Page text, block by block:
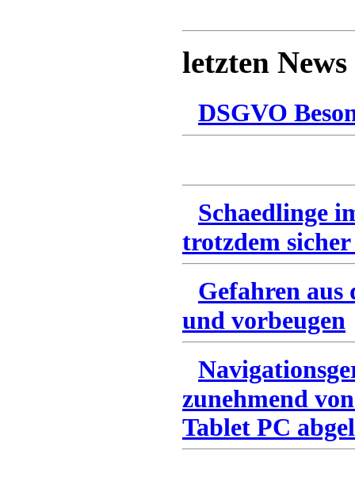
letzten News
DSGVO
Schaedlinge
trotzdem
Gefahren
und vorbeugen
zunehmend
Tablet PC